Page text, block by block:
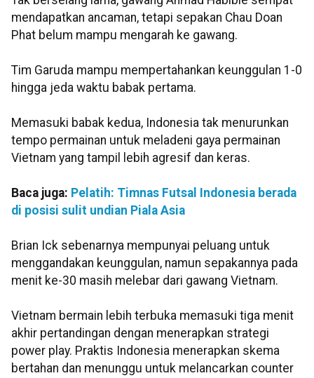
mendapatkan ancaman, tetapi sepakan Chau Doan
Phat belum mampu mengarah ke gawang.
Tim Garuda mampu mempertahankan keunggulan 1-0
hingga jeda waktu babak pertama.
Memasuki babak kedua, Indonesia tak menurunkan
tempo permainan untuk meladeni gaya permainan
Vietnam yang tampil lebih agresif dan keras.
Baca juga: Pelatih: Timnas Futsal Indonesia berada
di posisi sulit undian Piala Asia
Brian Ick sebenarnya mempunyai peluang untuk
menggandakan keunggulan, namun sepakannya pada
menit ke-30 masih melebar dari gawang Vietnam.
Vietnam bermain lebih terbuka memasuki tiga menit
akhir pertandingan dengan menerapkan strategi
power play. Praktis Indonesia menerapkan skema
bertahan dan menunggu untuk melancarkan counter